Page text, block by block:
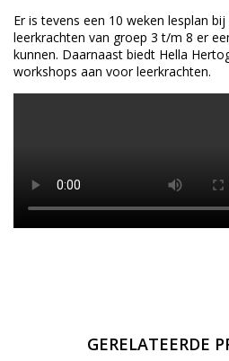
Er is tevens een 10 weken lesplan
leerkrachten van groep 3 t/m 8 er
kunnen. Daarnaast biedt Hella
workshops aan voor leerkrachten.
GERELATEERDE